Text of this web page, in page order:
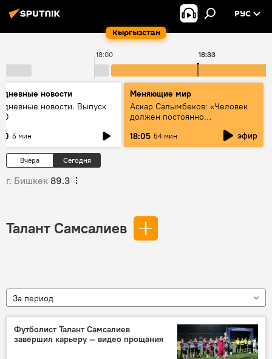
Кыргызстан
РУС
18:00 18:33
новости
новости. Выпуск
5 мин
Меняющие мир
Аскар Салымбеков: «Человек
должен постоянно
18:05 54 мин эфир
Вчера Сегодня
г. Бишкек 89.3
Талант Самсалиев
За период
Футболист Талант Самсалиев
завершил карьеру — видео прощания